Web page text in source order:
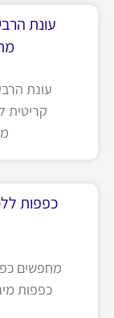
עונת
עונת
קריטית
כפפות
מחפשים
כפפות